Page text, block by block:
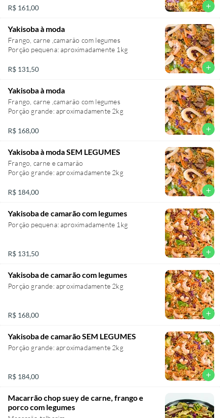
R$ 161,00 add
Yakisoba à moda
Frango, carne ,camarão com legumes
R$ 131,50 add
Yakisoba à moda
Frango, carne ,camarão com legumes
Porção grande: aproximadamente 2kg
R$ 168,00 add
Yakisoba à moda SEM LEGUMES
Frango, carne e camarão
Porção grande: aproximadamente 2kg
R$ 184,00 add
Yakisoba de camarão com legumes
Porção pequena: aproximadamente 1kg
R$ 131,50 add
Yakisoba de camarão com legumes
Porção grande: aproximadamente 2kg
R$ 168,00 add
Yakisoba de camarão SEM LEGUMES
Porção grande: aproximadamente 2kg
R$ 184,00 add
Macarrão chop suey de carne, frango e
porco com legumes